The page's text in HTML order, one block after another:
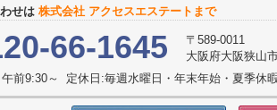
せは 株式会社 アクセスエステートまで
66-1645
〒589-0011
大阪府大阪狭山
午前9:30～ 定休日:毎週水曜日・年末年始・夏季休